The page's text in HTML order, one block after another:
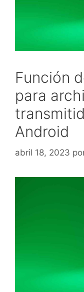
Función
para
Android
abril 18, 2023